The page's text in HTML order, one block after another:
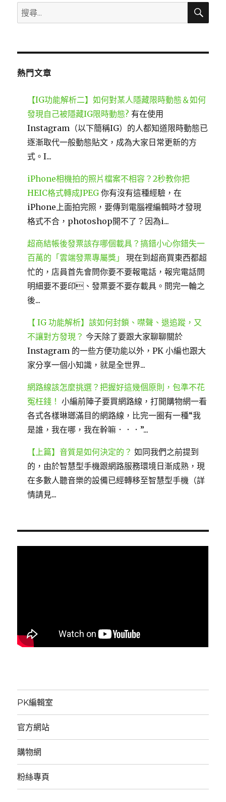
搜
尋
鍵
搜
熱門文章
【IG功能解析二】如何對某人隱藏限時動態＆如何
發現自己被隱藏IG限時動態? 有在使用
Instagram（以下簡稱IG）的人都知道限時動態已
逐漸取代一般動態貼文，成為大家日常更新的方
式。I...
iPhone相機拍的照片檔案不相容？2秒教你把
HEIC格式轉成JPEG 你有沒有這種經驗，在
iPhone上面拍完照，要傳到電腦裡編輯時才發現
格式不合，photoshop開不了？因為i...
超商結帳後發票該存哪個載具？搞錯小心你錯失一
百萬的「雲端發票專屬獎」
現在到超商買東西都超
忙的，店員首先會問你要不要報電話，報完電話問
明細要不要印、發票要不要存載具。問完一輪之
後...
【 IG 功能解析】該如何封鎖、噤聲、退追蹤，又
不讓對方發現？ 今天除了要跟大家聊聊關於
Instagram 的一些方便功能以外，PK 小編也跟大
家分享一個小知識，就是全世界...
網路線該怎麼挑選？把握好這幾個原則，包準不花
冤枉錢！ 小編前陣子要買網路線，打開購物網一看
各式各樣琳瑯滿目的網路線，比完一圈有一種“我
是誰，我在哪，我在幹嘛．．．”...
【上篇】音質是如何決定的？ 如同我們之前提到
的，由於智慧型手機跟網路服務環境日漸成熟，現
在多數人聽音樂的設備已經轉移至智慧型手機（詳
情請見...
PK編輯室
官方網站
購物網
粉絲專頁